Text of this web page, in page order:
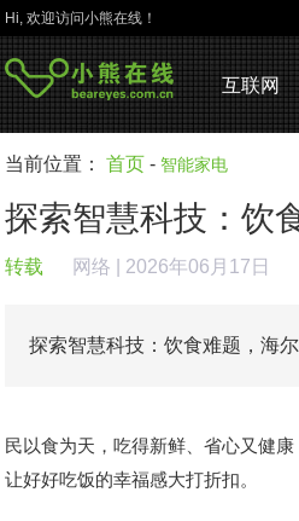
Hi, 欢迎访问小熊在线！
互联网
当前位置： 首页 - 智能家电
探索智慧科技：饮
转载 网络 | 2026年06月17日
探索智慧科技：饮食难题，海
民以食为天，吃得新鲜、省心又健
让好好吃饭的幸福感大打折扣。